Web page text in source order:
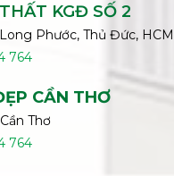
KGĐ SỐ 2
Phước, Thủ Đức, HCM
764
CẦN THƠ
Thơ
764